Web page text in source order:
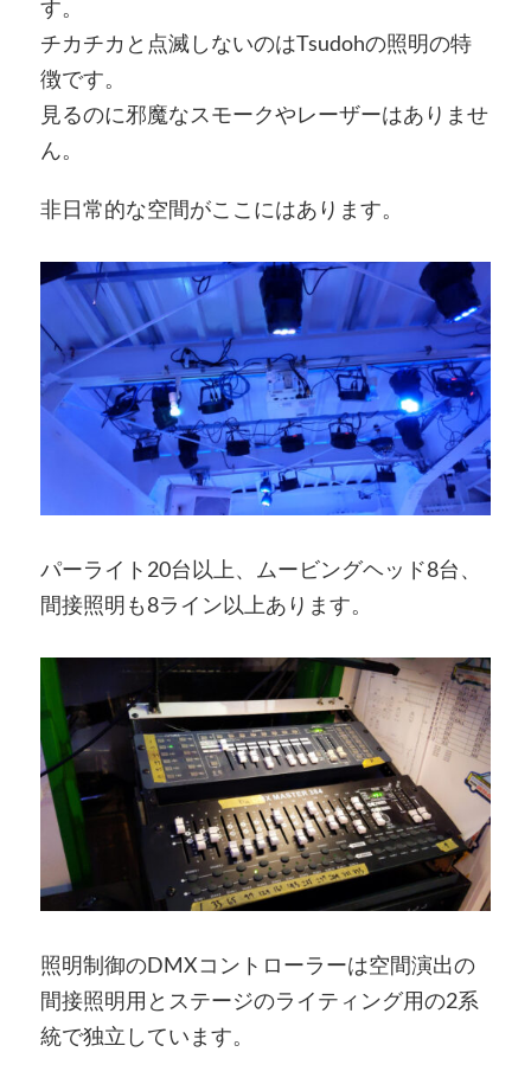
す。
チカチカと点滅しないのはTsudohの照明の特
徴です。
見るのに邪魔なスモークやレーザーはありませ
ん。
非日常的な空間がここにはあります。
パーライト20台以上、ムービングヘッド8台、
間接照明も8ライン以上あります。
照明制御のDMXコントローラーは空間演出の
間接照明用とステージのライティング用の2系
統で独立しています。